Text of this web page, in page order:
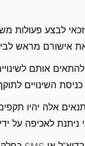
לגיל 18 או שאינך זכאי
אישורם מראש
אותם
השינויים
אלה יהיו
לאכיפה על